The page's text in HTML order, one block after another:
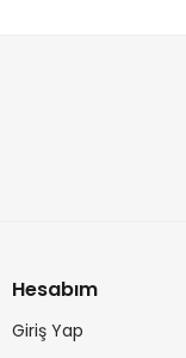
Hesabım
Giriş Yap